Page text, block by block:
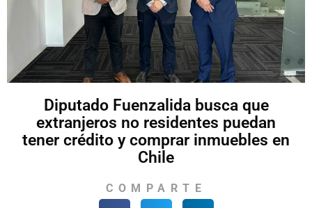
Diputado Fuenzalida busca que
extranjeros no residentes puedan
tener crédito y comprar inmuebles en
Chile
COMPARTE